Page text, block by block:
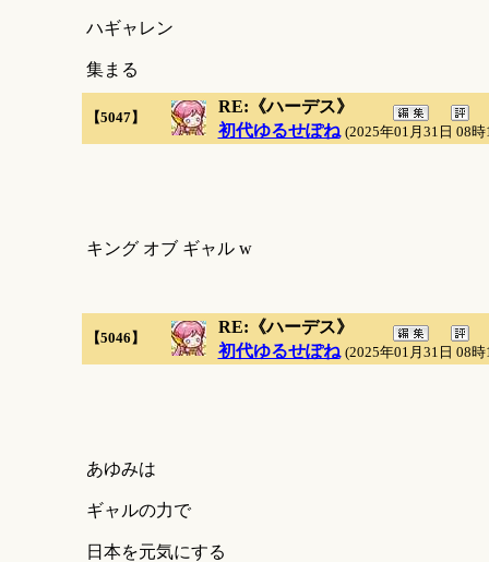
ハギャレン
集まる
【5047】
RE:《ハーデス》
初代ゆるせぽね (2025年01月31日 08時
キング オブ ギャル w
【5046】
RE:《ハーデス》
初代ゆるせぽね (2025年01月31日 08時
あゆみは
ギャルの力で
日本を元気にする